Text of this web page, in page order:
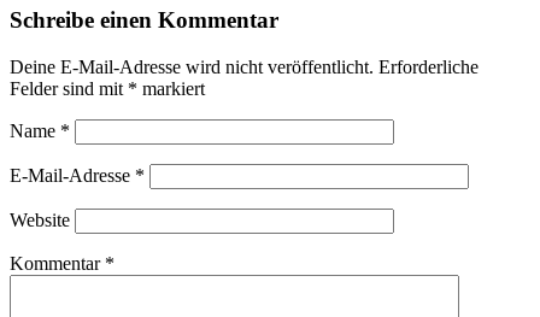
Schreibe einen Kommentar
Deine E-Mail-Adresse wird nicht veröffentlicht. Erforderliche
Felder sind mit * markiert
Name *
E-Mail-Adresse *
Website
Kommentar *